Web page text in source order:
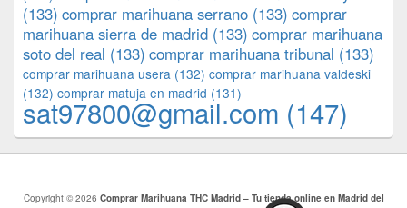
(133) comprar marihuana serrano (133) comprar
marihuana sierra de madrid (133) comprar marihuana
soto del real (133) comprar marihuana tribunal (133)
comprar marihuana usera (132) comprar marihuana valdeski
(132) comprar matuja en madrid (131)
sat97800@gmail.com (147)
Copyright © 2026 Comprar Marihuana THC Madrid – Tu tienda online en Madrid del